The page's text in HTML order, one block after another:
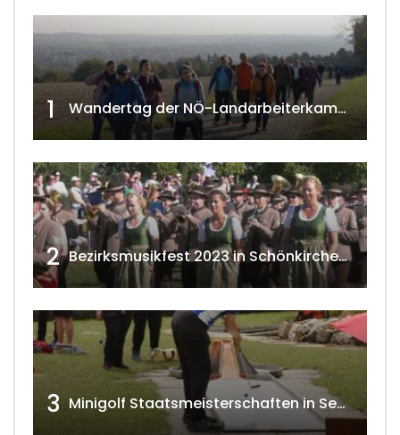
1 Wandertag der NÖ-Landarbeiterkammer in Hollabrunn 2024
2 Bezirksmusikfest 2023 in Schönkirchen-Reyersdorf
3 Minigolf Staatsmeisterschaften in Seefeld-Kadolz w4tv174